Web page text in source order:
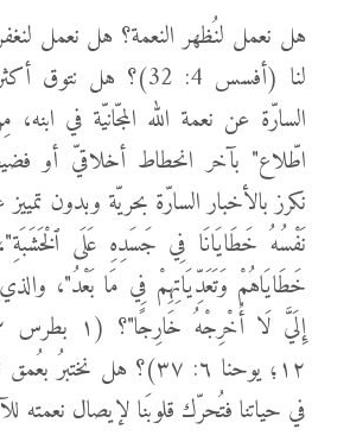
هل نعمل لنُظهر النعمة؟ هل نعمل
لنا (أفسس 4: 32)؟ هل
السارّة عن نعمة الله المجّانيّة في
اطّلاع" بآخر انحطاط أخلاقيّ أو
نكرز بالأخبار السارّة بحريّة وبدون
نَفْسُهُ خَطَايَانَا فِي جَسَدِهِ عَلَى
خَطَايَاهُمْ وَتَعَدِّيَاتِهِمْ فِي مَا بَعْدُ"،
١٢؛ يوحنا ٦: ٣٧)؟ هل
في حياتنا فتُحرّك قلوبَنا لإيصال نعمته